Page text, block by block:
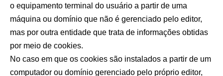
o equipamento terminal do usuário a partir de uma
máquina ou domínio que não é gerenciado pelo editor,
mas por outra entidade que trata de informações obtidas
por meio de cookies.
No caso em que os cookies são instalados a partir de um
computador ou domínio gerenciado pelo próprio editor,